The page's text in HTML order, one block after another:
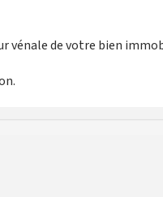
vénale de votre bien